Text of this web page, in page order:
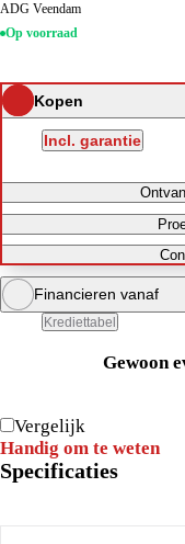
ADG Veendam
Op voorraad
Kopen
Incl. garantie
Financieren vanaf
Krediettabel
Gewoon
Vergelijk
Handig om te weten
Specificaties